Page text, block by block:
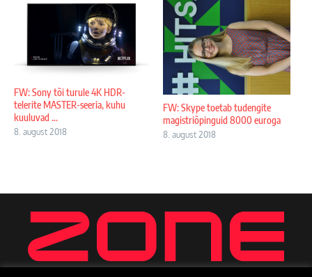
FW: Sony tõi turule 4K HDR-
telerite MASTER-seeria, kuhu
kuuluvad ...
8. august 2018
FW: Skype toetab tudengite
magistriõpinguid 8000 euroga
8. august 2018